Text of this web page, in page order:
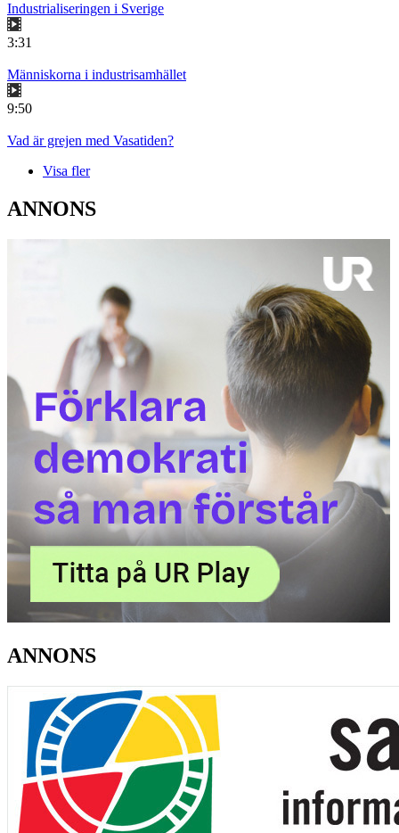
Industrialiseringen i Sverige
3:31
Människorna i industrisamhället
9:50
Vad är grejen med Vasatiden?
Visa fler
ANNONS
ANNONS